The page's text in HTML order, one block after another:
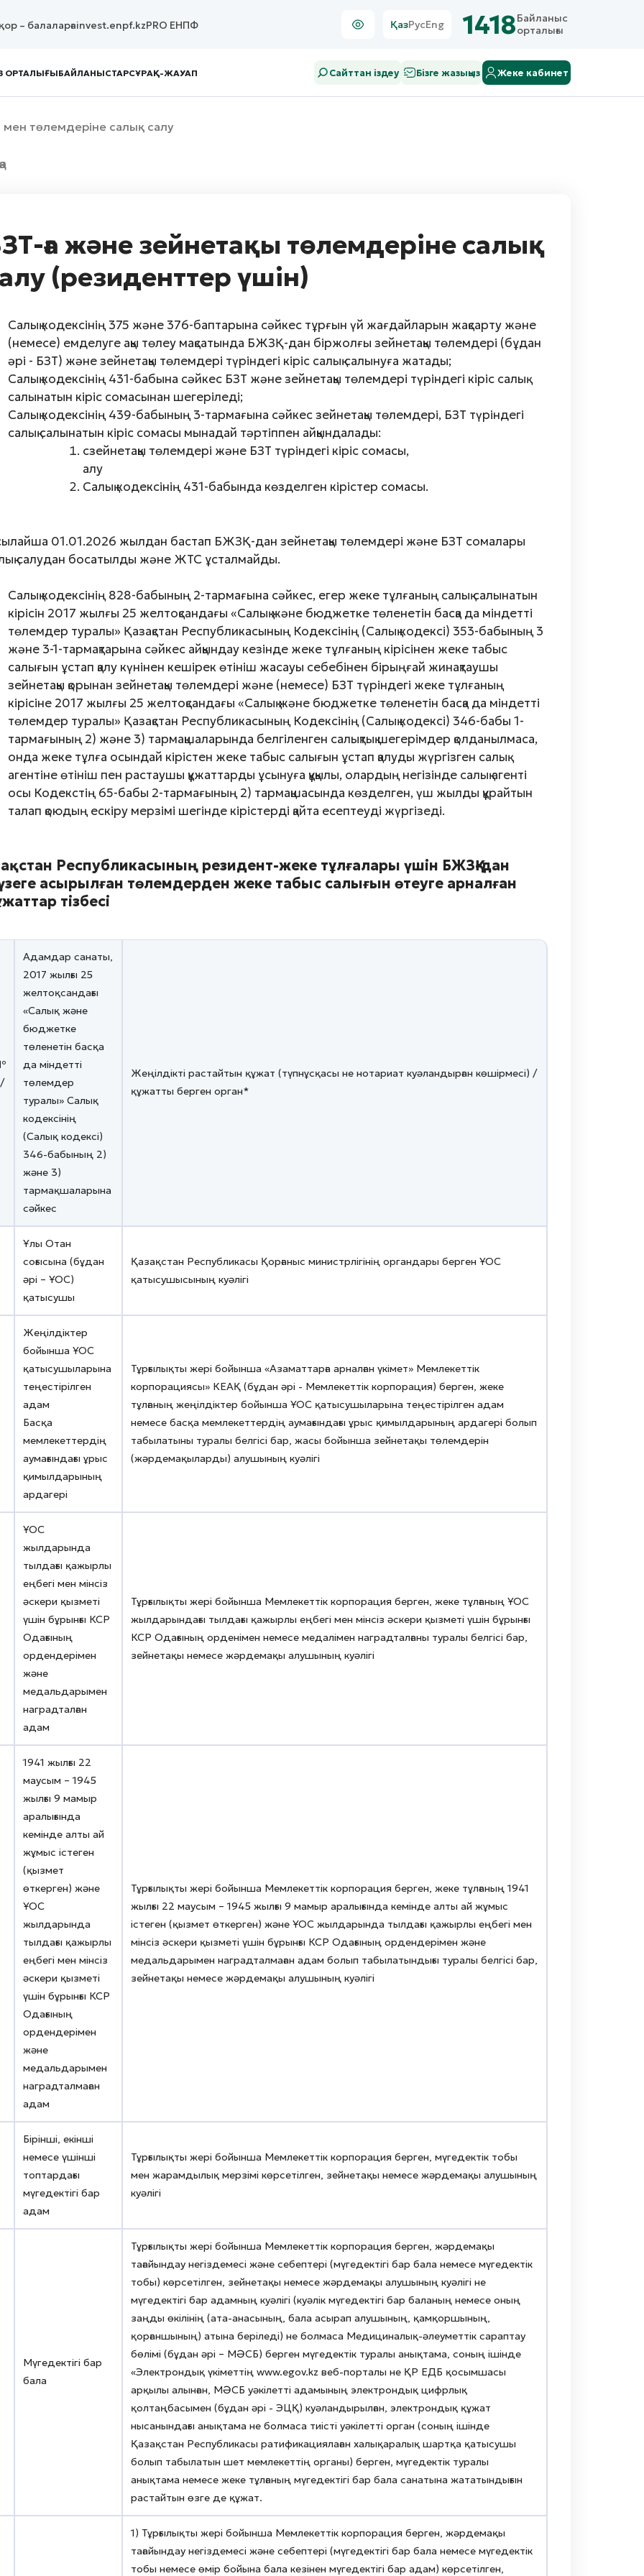
– балаларғаinvest.enpf.kzPRO ЕНПФ ҚазРусEng 1418Байланыс
орталығы
ОРТАЛЫҒЫБАЙЛАНЫСТАРСҰРАҚ-ЖАУАП Сайттан іздеу Бізге жазыңыз Жеке кабинет
төлемдеріне салық салу
ға және зейнетақы төлемдеріне салық
(резиденттер үшін)
Салық кодексінің 375 және 376-баптарына сәйкес тұрғын үй жағдайларын жақсарту және
(немесе) емделуге ақы төлеу мақсатында БЖЗҚ-дан біржолғы зейнетақы төлемдері (бұдан
әрі - БЗТ) және зейнетақы төлемдері түріндегі кіріс салық салынуға жатады;
Салық кодексінің 431-бабына сәйкес БЗТ және зейнетақы төлемдері түріндегі кіріс салық
салынатын кіріс сомасынан шегеріледі;
Салық кодексінің 439-бабының 3-тармағына сәйкес зейнетақы төлемдері, БЗТ түріндегі
салық салынатын кіріс сомасы мынадай тәртіппен айқындалады:
сзейнетақы төлемдері және БЗТ түріндегі кіріс сомасы,
алу
Салық кодексінің 431-бабында көзделген кірістер сомасы.
01.01.2026 жылдан бастап БЖЗҚ-дан зейнетақы төлемдері және БЗТ сомалары
салудан босатылды және ЖТС ұсталмайды.
Салық кодексінің 828-бабының 2-тармағына сәйкес, егер жеке тұлғаның салық салынатын
кірісін 2017 жылғы 25 желтоқсандағы «Салық және бюджетке төленетін басқа да міндетті
төлемдер туралы» Қазақстан Республикасының Кодексінің (Салық кодексі) 353-бабының 3
және 3-1-тармақтарына сәйкес айқындау кезінде жеке тұлғаның кірісінен жеке табыс
салығын ұстап қалу күнінен кешірек өтініш жасауы себебінен бірыңғай жинақтаушы
зейнетақы қорынан зейнетақы төлемдері және (немесе) БЗТ түріндегі жеке тұлғаның
кірісіне 2017 жылғы 25 желтоқсандағы «Салық және бюджетке төленетін басқа да міндетті
төлемдер туралы» Қазақстан Республикасының Кодексінің (Салық кодексі) 346-бабы 1-
тармағының 2) және 3) тармақшаларында белгіленген салықтық шегерімдер қолданылмаса,
онда жеке тұлға осындай кірістен жеке табыс салығын ұстап қалуды жүргізген салық
агентіне өтініш пен растаушы құжаттарды ұсынуға құқылы, олардың негізінде салық агенті
осы Кодекстің 65-бабы 2-тармағының 2) тармақшасында көзделген, үш жылды құрайтын
талап қоюдың ескіру мерзімі шегінде кірістерді қайта есептеуді жүргізеді.
Республикасының резидент-жеке тұлғалары үшін БЖЗҚ-дан
асырылған төлемдерден жеке табыс салығын өтеуге арналған
тізбесі
Адамдар санаты,
2017 жылғы 25
желтоқсандағы
«Салық және
бюджетке
төленетін басқа
да міндетті
төлемдер
туралы» Салық
кодексінің
(Салық кодексі)
346-бабының 2)
және 3)
тармақшаларына
сәйкес
Жеңілдікті растайтын құжат (түпнұсқасы не нотариат куәландырған көшірмесі) /
құжатты берген орган*
Ұлы Отан
соғысына (бұдан
әрі – ҰОС)
қатысушы
Қазақстан Республикасы Қорғаныс министрлігінің органдары берген ҰОС
қатысушысының куәлігі
Жеңілдіктер
бойынша ҰОС
қатысушыларына
теңестірілген
адам
Басқа
мемлекеттердің
аумағындағы ұрыс
қимылдарының
ардагері
Тұрғылықты жері бойынша «Азаматтарға арналған үкімет» Мемлекеттік
корпорациясы» КЕАҚ (бұдан әрі - Мемлекеттік корпорация) берген, жеке
тұлғаның жеңілдіктер бойынша ҰОС қатысушыларына теңестірілген адам
немесе басқа мемлекеттердің аумағындағы ұрыс қимылдарының ардагері болып
табылатыны туралы белгісі бар, жасы бойынша зейнетақы төлемдерін
(жәрдемақыларды) алушының куәлігі
ҰОС
жылдарында
тылдағы қажырлы
еңбегі мен мінсіз
әскери қызметі
үшін бұрынғы КСР
Одағының
ордендерімен
және
медальдарымен
наградталған
адам
Тұрғылықты жері бойынша Мемлекеттік корпорация берген, жеке тұлғаның ҰОС
жылдарындағы тылдағы қажырлы еңбегі мен мінсіз әскери қызметі үшін бұрынғы
КСР Одағының орденімен немесе медалімен наградталғаны туралы белгісі бар,
зейнетақы немесе жәрдемақы алушының куәлігі
1941 жылғы 22
маусым – 1945
жылғы 9 мамыр
аралығында
кемінде алты ай
жұмыс істеген
(қызмет
өткерген) және
ҰОС
жылдарында
тылдағы қажырлы
еңбегі мен мінсіз
әскери қызметі
үшін бұрынғы КСР
Одағының
ордендерімен
және
медальдарымен
наградталмаған
адам
Тұрғылықты жері бойынша Мемлекеттік корпорация берген, жеке тұлғаның 1941
жылғы 22 маусым – 1945 жылғы 9 мамыр аралығында кемінде алты ай жұмыс
істеген (қызмет өткерген) және ҰОС жылдарында тылдағы қажырлы еңбегі мен
мінсіз әскери қызметі үшін бұрынғы КСР Одағының ордендерімен және
медальдарымен наградталмаған адам болып табылатындығы туралы белгісі бар,
зейнетақы немесе жәрдемақы алушының куәлігі
Бірінші, екінші
немесе үшінші
топтардағы
мүгедектігі бар
адам
Тұрғылықты жері бойынша Мемлекеттік корпорация берген, мүгедектік тобы
мен жарамдылық мерзімі көрсетілген, зейнетақы немесе жәрдемақы алушының
куәлігі
Мүгедектігі бар
бала
Тұрғылықты жері бойынша Мемлекеттік корпорация берген, жәрдемақы
тағайындау негіздемесі және себептері (мүгедектігі бар бала немесе мүгедектік
тобы) көрсетілген, зейнетақы немесе жәрдемақы алушының куәлігі не
мүгедектігі бар адамның куәлігі (куәлік мүгедектігі бар баланың немесе оның
заңды өкілінің (ата-анасының, бала асырап алушының, қамқоршының,
қорғаншының) атына беріледі) не болмаса Медициналық-әлеуметтік сараптау
бөлімі (бұдан әрі – МӘСБ) берген мүгедектік туралы анықтама, соның ішінде
«Электрондық үкіметтің www.egov.kz веб-порталы не ҚР ЕДБ қосымшасы
арқылы алынған, МӘСБ уәкілетті адамының электрондық цифрлық
қолтаңбасымен (бұдан әрі - ЭЦҚ) куәландырылған, электрондық құжат
нысанындағы анықтама не болмаса тиісті уәкілетті орган (соның ішінде
Қазақстан Республикасы ратификациялаған халықаралық шартқа қатысушы
болып табылатын шет мемлекеттің органы) берген, мүгедектік туралы
анықтама немесе жеке тұлғаның мүгедектігі бар бала санатына жататындығын
растайтын өзге де құжат.
1) Тұрғылықты жері бойынша Мемлекеттік корпорация берген, жәрдемақы
тағайындау негіздемесі және себептері (мүгедектігі бар бала немесе мүгедектік
тобы немесе өмір бойына бала кезінен мүгедектігі бар адам) көрсетілген,